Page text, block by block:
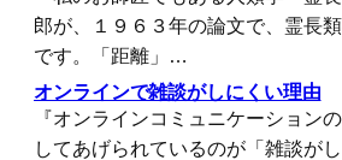
郎が、１９６３年の論文で、霊長
です。「距離」…
オンラインで雑談がしにくい理由
『オンラインコミュニケーション
してあげられているのが「雑談が